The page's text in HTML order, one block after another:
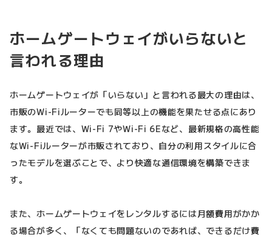
ホームゲートウェイがいらないと
言われる理由
ホームゲートウェイが「いらない」と言われる最大の理由は、
市販のWi-Fiルーターでも同等以上の機能を果たせる点にあり
ます。最近では、Wi-Fi 7やWi-Fi 6Eなど、最新規格の高性能
なWi-Fiルーターが市販されており、自分の利用スタイルに合
ったモデルを選ぶことで、より快適な通信環境を構築できま
す。
また、ホームゲートウェイをレンタルするには月額費用がかか
る場合が多く、「なくても問題ないのであれば、できるだけ費